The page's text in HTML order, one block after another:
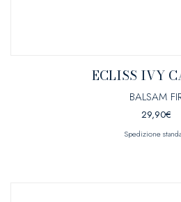
ECLISS IVY
BALSAM
29,90€
Spedizione